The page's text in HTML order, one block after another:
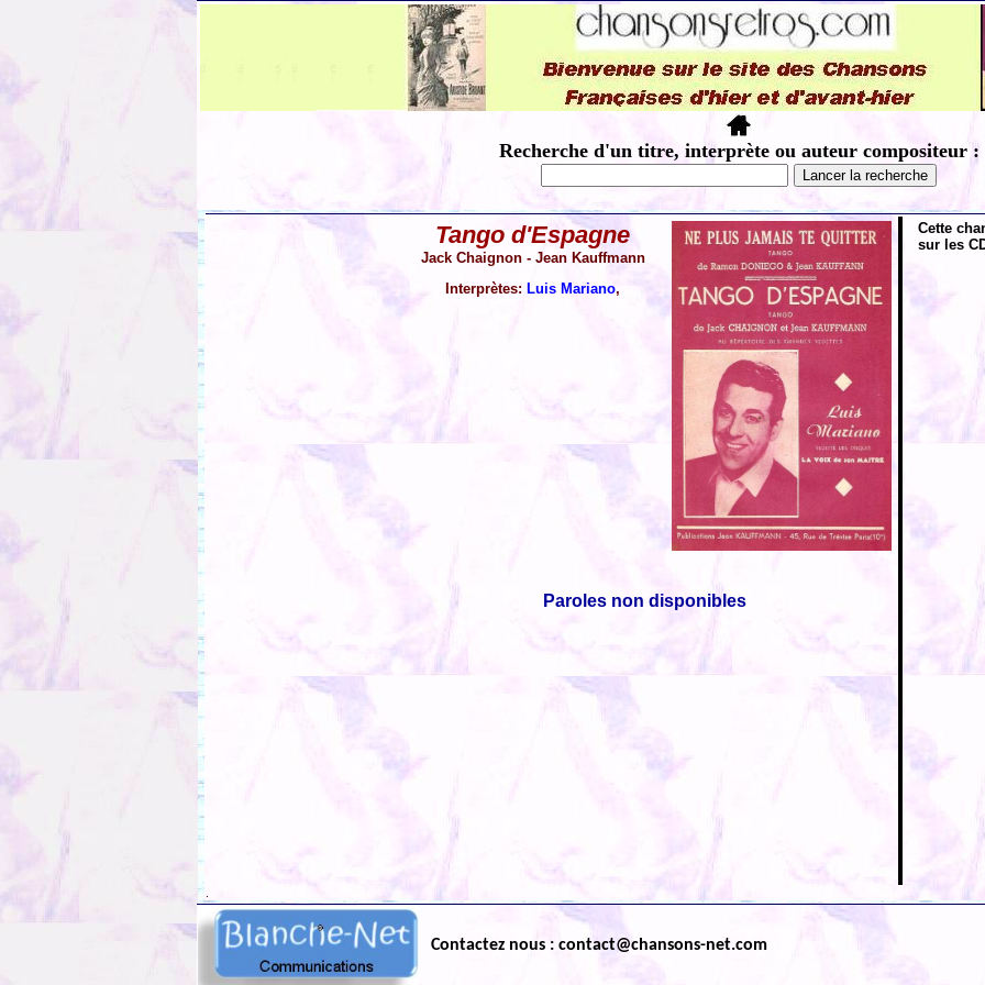
Recherche d'un titre, interprète ou auteur compositeur :
Tango d'Espagne
Jack Chaignon - Jean Kauffmann
Interprètes: Luis Mariano,
Paroles non disponibles
Cette
sur les
Contactez nous : contact@chansons-net.com